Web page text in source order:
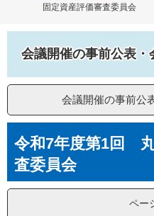
固定資産評価審査委員会
会議開催の事前公表・
会議開催の事前公
文令和7年度第1回
査委員会
ペー